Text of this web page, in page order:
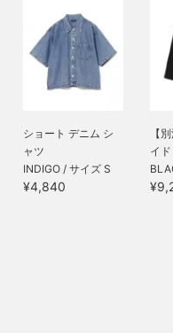
ショート デニム シ
ャツ
INDIGO / サイズ S
¥4,840
【
イ